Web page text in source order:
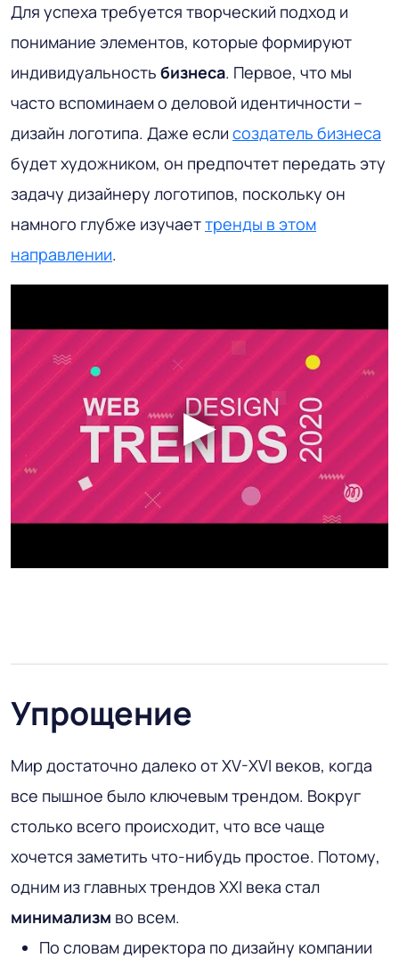
Для успеха требуется творческий подход и
понимание элементов, которые формируют
индивидуальность бизнеса. Первое, что мы
часто вспоминаем о деловой идентичности –
дизайн логотипа. Даже если создатель бизнеса
будет художником, он предпочтет передать эту
задачу дизайнеру логотипов, поскольку он
намного глубже изучаеттренды в этом
направлении.
Упрощение
Мир достаточно далеко от XV-XVI веков, когда
все пышное было ключевым трендом. Вокруг
столько всего происходит, что все чаще
хочется заметить что-нибудь простое. Потому,
одним из главных трендов XXI века стал
минимализм во всем.
По словам директора по дизайну компании